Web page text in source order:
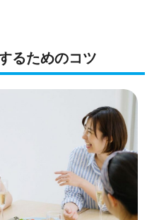
るためのコツ